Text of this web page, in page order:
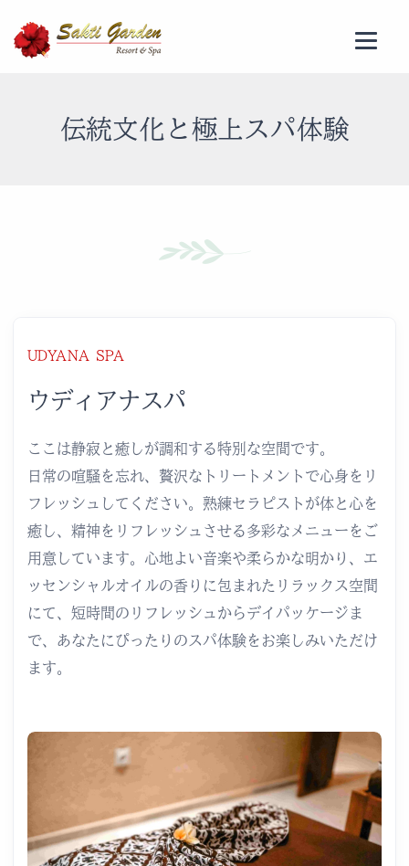
伝統文化と極上スパ体験
UDYANA SPA
ウディアナスパ
ここは静寂と癒しが調和する特別な空間です。
日常の喧騒を忘れ、贅沢なトリートメントで心身をリ
フレッシュしてください。熟練セラピストが体と心を
癒し、精神をリフレッシュさせる多彩なメニューをご
用意しています。心地よい音楽や柔らかな明かり、エ
ッセンシャルオイルの香りに包まれたリラックス空間
にて、短時間のリフレッシュからデイパッケージま
で、あなたにぴったりのスパ体験をお楽しみいただけ
ます。